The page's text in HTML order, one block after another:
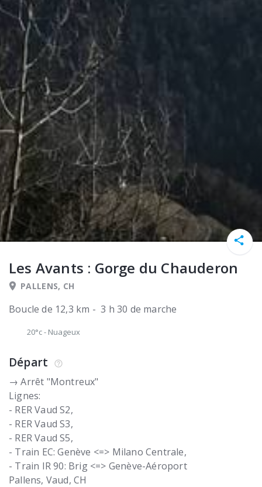
Les Avants : Gorge du Chauderon
PALLENS, CH
Boucle de 12,3 km - 3 h 30 de marche
20°c- Nuageux
Départ
→ Arrêt "Montreux"
Lignes:
- RER Vaud S2,
- RER Vaud S3,
- RER Vaud S5,
- Train EC: Genève <=> Milano Centrale,
- Train IR 90: Brig <=> Genève-Aéroport
Pallens Vaud CH